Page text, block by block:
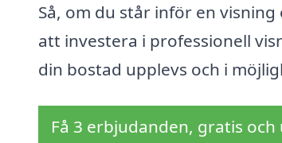
Så, om du står inför en
att investera i professionell
din bostad upplevs och i
Få 3 erbjudanden, gratis